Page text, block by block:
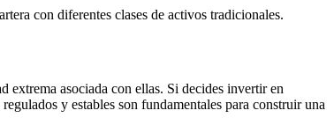
con diferentes clases de activos tradicionales.
extrema asociada con ellas. Si decides invertir en
y estables son fundamentales para construir una